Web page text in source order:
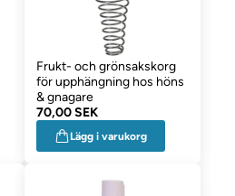
Frukt- och grönsakskorg
för upphängning hos höns
& gnagare
70,00 SEK
Lägg i varukorg